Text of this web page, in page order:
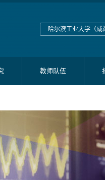
哈尔滨工业大学（威
教师队伍